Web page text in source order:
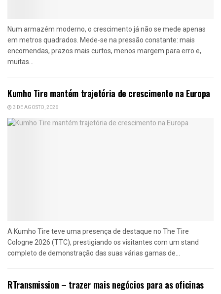
Num armazém moderno, o crescimento já não se mede apenas
em metros quadrados. Mede-se na pressão constante: mais
encomendas, prazos mais curtos, menos margem para erro e,
muitas...
Kumho Tire mantém trajetória de crescimento na Europa
3 DE AGOSTO, 2026
A Kumho Tire teve uma presença de destaque no The Tire
Cologne 2026 (TTC), prestigiando os visitantes com um stand
completo de demonstração das suas várias gamas de...
RTransmission – trazer mais negócios para as oficinas